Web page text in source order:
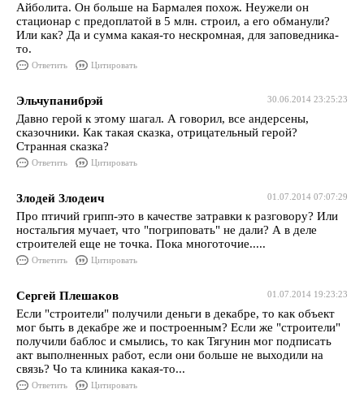
Айболита. Он больше на Бармалея похож. Неужели он
стационар с предоплатой в 5 млн. строил, а его обманули?
Или как? Да и сумма какая-то нескромная, для заповедника-
то.
Ответить Цитировать
30.06.2014 23:25:23
Эльчупанибрэй
Давно герой к этому шагал. А говорил, все андерсены,
сказочники. Как такая сказка, отрицательный герой?
Странная сказка?
Ответить Цитировать
01.07.2014 07:07:29
Злодей Злодеич
Про птичий грипп-это в качестве затравки к разговору? Или
ностальгия мучает, что "погриповать" не дали? А в деле
строителей еще не точка. Пока многоточие.....
Ответить Цитировать
01.07.2014 19:23:23
Сергей Плешаков
Если "строители" получили деньги в декабре, то как объект
мог быть в декабре же и построенным? Если же "строители"
получили баблос и смылись, то как Тягунин мог подписать
акт выполненных работ, если они больше не выходили на
связь? Чо та клиника какая-то...
Ответить Цитировать